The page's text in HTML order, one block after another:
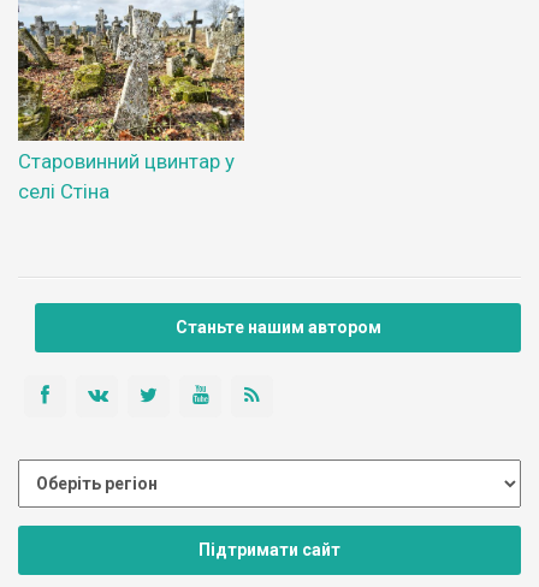
Старовинний цвинтар у
селі Стіна
Станьте нашим автором
Підтримати сайт